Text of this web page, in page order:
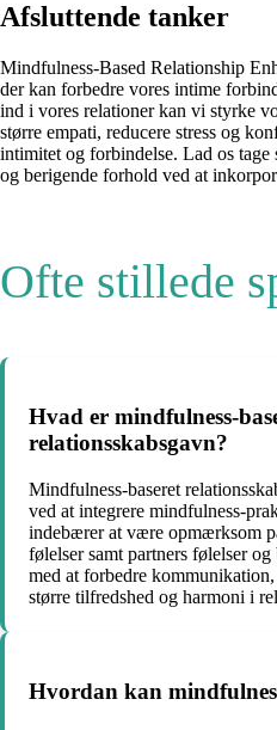
Afsluttende tanker
Mindfulness-Based Relationship
der kan forbedre vores intime
ind i vores relationer kan vi styrke
større empati, reducere stress og
intimitet og forbindelse. Lad os
og berigende forhold ved at
Ofte stillede
Hvad er mindfulness-
relationsskabsgavn?
Mindfulness-baseret
ved at integrere mindfulness-
indebærer at være opmærksom
følelser samt partners følelser
med at forbedre
større tilfredshed og harmoni i
Hvordan kan